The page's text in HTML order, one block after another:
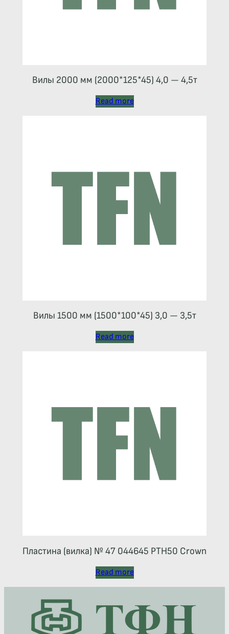
Вилы 2000 мм (2000*125*45) 4,0 — 4,5т
Read more
Вилы 1500 мм (1500*100*45) 3,0 — 3,5т
Read more
Пластина (вилка) № 47 044645 РТН50 Crown
Read more